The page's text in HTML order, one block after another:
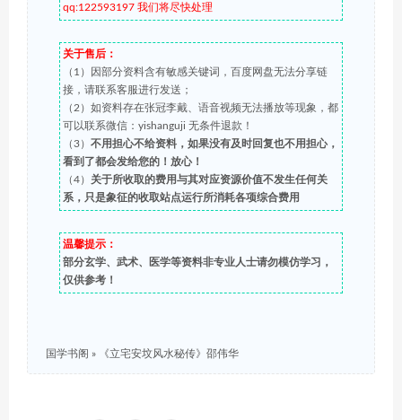
qq:122593197 我们将尽快处理
关于售后：
（1）因部分资料含有敏感关键词，百度网盘无法分享链
接，请联系客服进行发送；
（2）如资料存在张冠李戴、语音视频无法播放等现象，都
可以联系微信：yishanguji 无条件退款！
（3） 不用担心不给资料，如果没有及时回复也不用担心，
看到了都会发给您的！放心！
（4） 关于所收取的费用与其对应资源价值不发生任何关
系，只是象征的收取站点运行所消耗各项综合费用
温馨提示：
部分玄学、武术、医学等资料非专业人士请勿模仿学习，
仅供参考！
国学书阁 » 《立宅安坟风水秘传》邵伟华